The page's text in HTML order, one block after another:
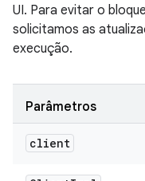
UI. Para evitar o
solicitamos as
execução.
Parâmetros
client